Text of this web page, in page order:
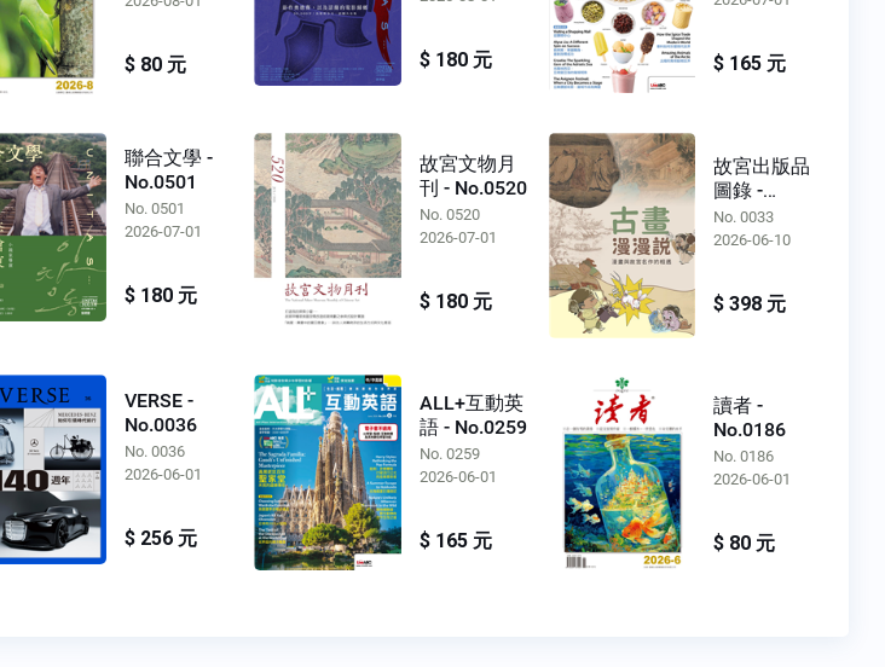
$ 80 元 $ 180 元 $ 165 元
聯合文學 -
No.0501
No. 0501
2026-07-01
$ 180 元
故宮文物月
刊 - No.0520
No. 0520
2026-07-01
$ 180 元
故宮出版品
圖錄 -
No.0033
No. 0033
2026-06-10
$ 398 元
VERSE -
No.0036
No. 0036
2026-06-01
$ 256 元
ALL+互動英
語 - No.0259
No. 0259
2026-06-01
$ 165 元
讀者 -
No.0186
No. 0186
2026-06-01
$ 80 元